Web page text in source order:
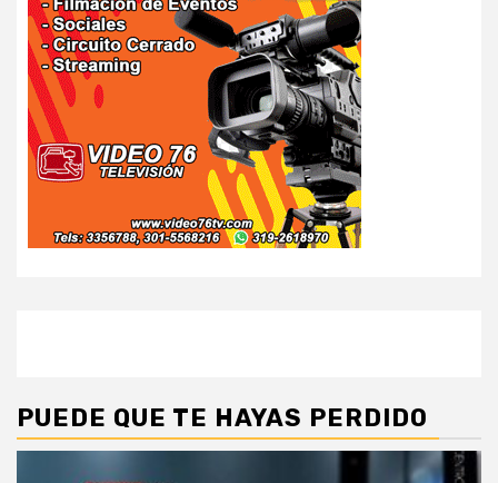
PUEDE QUE TE HAYAS PERDIDO